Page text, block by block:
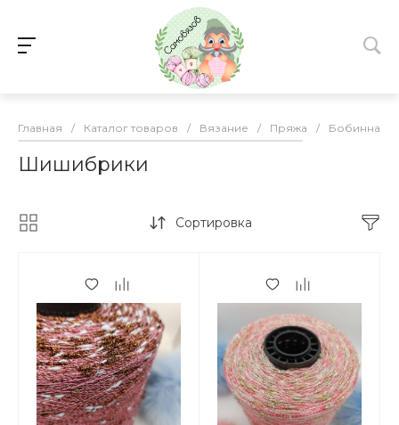
Главная / Каталог товаров / Вязание / Пряжа / Бобинная
Шишибрики
Сортировка